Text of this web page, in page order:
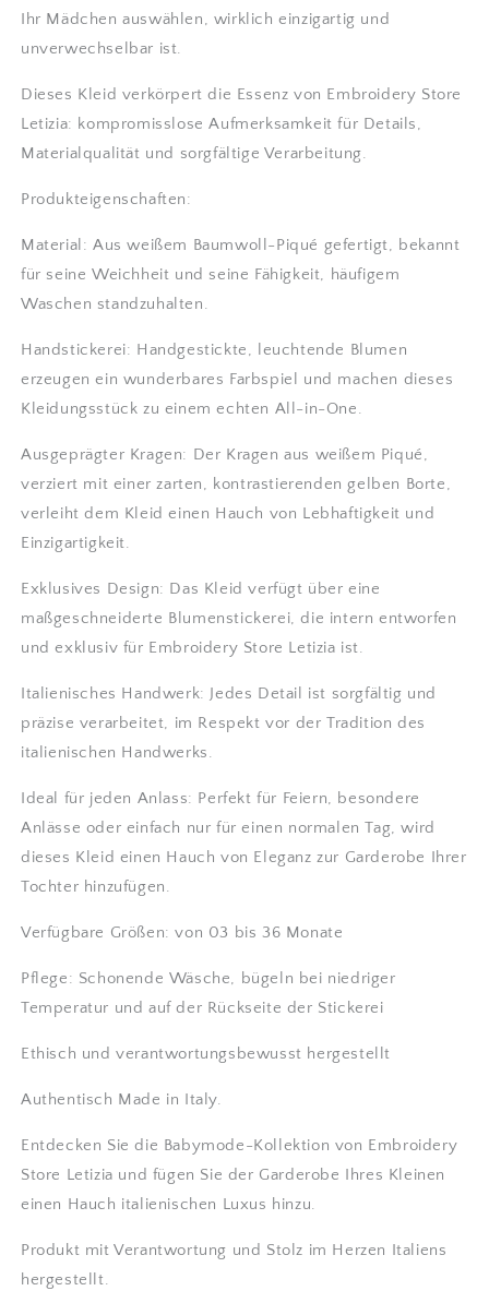
Ihr Mädchen auswählen, wirklich einzigartig und
unverwechselbar ist.
Dieses Kleid verkörpert die Essenz von Embroidery Store
Letizia: kompromisslose Aufmerksamkeit für Details,
Materialqualität und sorgfältige Verarbeitung.
Produkteigenschaften:
Material: Aus weißem Baumwoll-Piqué gefertigt, bekannt
für seine Weichheit und seine Fähigkeit, häufigem
Waschen standzuhalten.
Handstickerei: Handgestickte, leuchtende Blumen
erzeugen ein wunderbares Farbspiel und machen dieses
Kleidungsstück zu einem echten All-in-One.
Ausgeprägter Kragen: Der Kragen aus weißem Piqué,
verziert mit einer zarten, kontrastierenden gelben Borte,
verleiht dem Kleid einen Hauch von Lebhaftigkeit und
Einzigartigkeit.
Exklusives Design: Das Kleid verfügt über eine
maßgeschneiderte Blumenstickerei, die intern entworfen
und exklusiv für Embroidery Store Letizia ist.
Italienisches Handwerk: Jedes Detail ist sorgfältig und
präzise verarbeitet, im Respekt vor der Tradition des
italienischen Handwerks.
Ideal für jeden Anlass: Perfekt für Feiern, besondere
Anlässe oder einfach nur für einen normalen Tag, wird
dieses Kleid einen Hauch von Eleganz zur Garderobe Ihrer
Tochter hinzufügen.
Verfügbare Größen: von 03 bis 36 Monate
Pflege: Schonende Wäsche, bügeln bei niedriger
Temperatur und auf der Rückseite der Stickerei
Ethisch und verantwortungsbewusst hergestellt
Authentisch Made in Italy.
Entdecken Sie die Babymode-Kollektion von Embroidery
Store Letizia und fügen Sie der Garderobe Ihres Kleinen
einen Hauch italienischen Luxus hinzu.
Produkt mit Verantwortung und Stolz im Herzen Italiens
hergestellt.